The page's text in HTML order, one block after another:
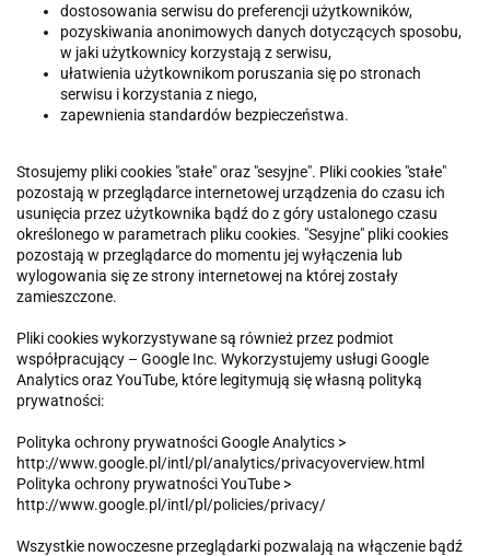
dostosowania serwisu do preferencji użytkowników,
pozyskiwania anonimowych danych dotyczących sposobu,
w jaki użytkownicy korzystają z serwisu,
ułatwienia użytkownikom poruszania się po stronach
serwisu i korzystania z niego,
zapewnienia standardów bezpieczeństwa.
Stosujemy pliki cookies "stałe" oraz "sesyjne". Pliki cookies "stałe"
pozostają w przeglądarce internetowej urządzenia do czasu ich
usunięcia przez użytkownika bądź do z góry ustalonego czasu
określonego w parametrach pliku cookies. "Sesyjne" pliki cookies
pozostają w przeglądarce do momentu jej wyłączenia lub
wylogowania się ze strony internetowej na której zostały
zamieszczone.
Pliki cookies wykorzystywane są również przez podmiot
współpracujący – Google Inc. Wykorzystujemy usługi Google
Analytics oraz YouTube, które legitymują się własną polityką
prywatności:
Polityka ochrony prywatności Google Analytics >
http://www.google.pl/intl/pl/analytics/privacyoverview.html
Polityka ochrony prywatności YouTube >
http://www.google.pl/intl/pl/policies/privacy/
Wszystkie nowoczesne przeglądarki pozwalają na włączenie bądź